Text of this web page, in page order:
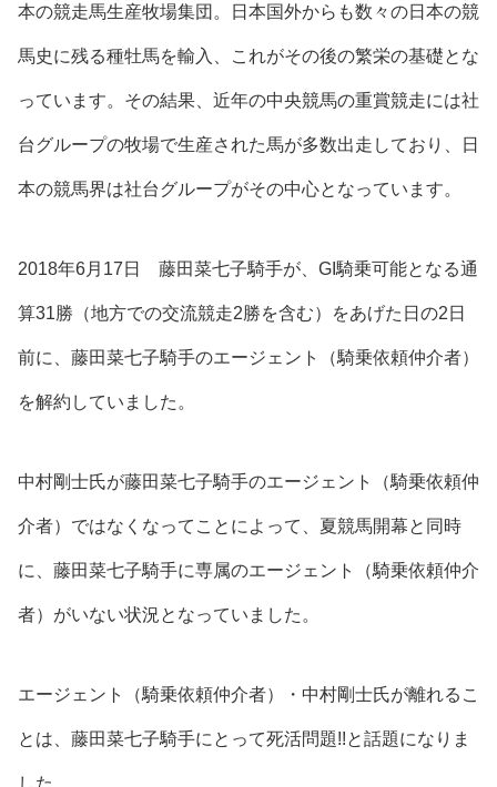
本の競走馬生産牧場集団。日本国外からも数々の日本の競
馬史に残る種牡馬を輸入、これがその後の繁栄の基礎とな
っています。その結果、近年の中央競馬の重賞競走には社
台グループの牧場で生産された馬が多数出走しており、日
本の競馬界は社台グループがその中心となっています。
2018年6月17日 藤田菜七子騎手が、GI騎乗可能となる通
算31勝（地方での交流競走2勝を含む）をあげた日の2日
前に、藤田菜七子騎手のエージェント（騎乗依頼仲介者）
を解約 していました。
中村剛士氏が藤田菜七子騎手のエージェント（騎乗依頼仲
介者）ではなくなってことによって、夏競馬開幕と同時
に、藤田菜七子騎手に専属のエージェント（騎乗依頼仲介
者）がいない状況となっていました。
エージェント（騎乗依頼仲介者）・中村剛士氏が離れるこ
とは、藤田菜七子騎手にとって死活問題!!と話題になりま
した。